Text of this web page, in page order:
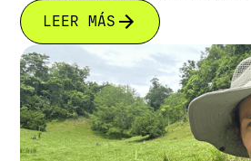
LEER MÁS